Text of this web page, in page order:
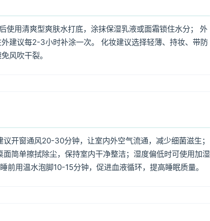
用清爽型爽肤水打底，涂抹保湿乳液或面霜锁住水分； 外
建议每2-3小时补涂一次。 化妆建议选择轻薄、持妆、带防
风吹干裂。
开窗通风20-30分钟，让室内外空气流通，减少细菌滋生；
简单擦拭除尘，保持室内干净整洁；湿度偏低时可使用加湿
用温水泡脚10-15分钟，促进血液循环，提高睡眠质量。